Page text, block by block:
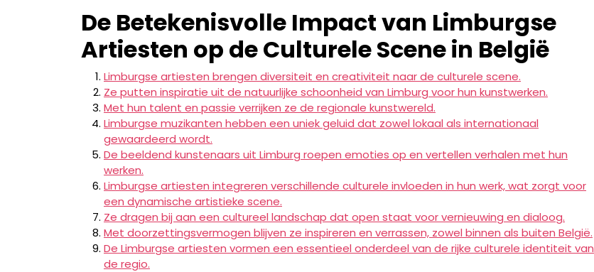
De Betekenisvolle Impact van Limburgse
Artiesten op de Culturele Scene in België
Limburgse artiesten brengen diversiteit en creativiteit naar de culturele scene.
Ze putten inspiratie uit de natuurlijke schoonheid van Limburg voor hun kunstwerken.
Met hun talent en passie verrijken ze de regionale kunstwereld.
Limburgse muzikanten hebben een uniek geluid dat zowel lokaal als internationaal
gewaardeerd wordt.
De beeldend kunstenaars uit Limburg roepen emoties op en vertellen verhalen met hun
werken.
Limburgse artiesten integreren verschillende culturele invloeden in hun werk, wat zorgt voor
een dynamische artistieke scene.
Ze dragen bij aan een cultureel landschap dat open staat voor vernieuwing en dialoog.
Met doorzettingsvermogen blijven ze inspireren en verrassen, zowel binnen als buiten België.
De Limburgse artiesten vormen een essentieel onderdeel van de rijke culturele identiteit van
de regio.